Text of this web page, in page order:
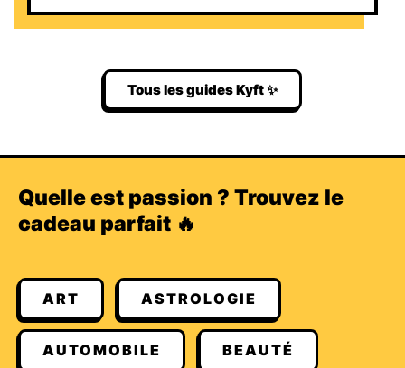
Tous les guides Kyft ✨
Quelle est passion ? Trouvez le
cadeau parfait 🔥
ART ASTROLOGIE
AUTOMOBILE BEAUTÉ